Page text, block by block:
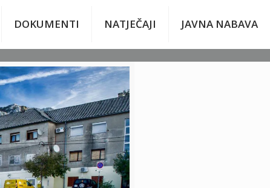
DOKUMENTI NATJEČAJI JAVNA NABAVA